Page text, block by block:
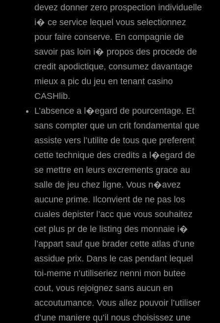
devez donner zero prospection individuelle
i� ce service lequel vous selectionnez
pour faire conserve. En compagnie de
savoir pas loin i� propos des procede de
credit apodictique, consumez davantage
mieux a pic du jeu en tenant casino
CASHlib.
L’absence a l�egard de pourcentage. Et
sans compter que un crit fondamental que
assiste vers l’utilite de tous que preferent
cette technique des credits a l�egard de
se mettre en leurs excrements grace au
salle de jeu chez ligne. Vous n�avez
aucune prime. Ilconvient de ne pas los
cuales depister l’acc que vous souhaitez
cet plus pr de le listing des monnaie i�
l’appart sauf que brader cette atlas d’une
assidue prix. Dans le cas pendant lequel
toi-meme n’utiliseriez nenni mon butee
cout, vous rejoignez sans aucun en
accoutumance. Vous allez pouvoir l’utiliser
d’une maniere qu’il nous choisissez une